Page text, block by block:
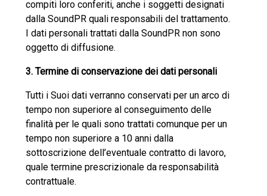
compiti loro conferiti, anche i soggetti designati
dalla SoundPR quali responsabili del trattamento.
I dati personali trattati dalla SoundPR non sono
oggetto di diffusione.
3. Termine di conservazione dei dati personali
Tutti i Suoi dati verranno conservati per un arco di
tempo non superiore al conseguimento delle
finalità per le quali sono trattati comunque per un
tempo non superiore a 10 anni dalla
sottoscrizione dell’eventuale contratto di lavoro,
quale termine prescrizionale da responsabilità
contrattuale.